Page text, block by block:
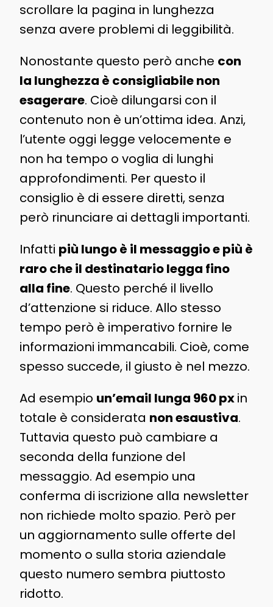
scrollare la pagina in lunghezza
senza avere problemi di leggibilità.
Nonostante questo però anche con
la lunghezza è consigliabile non
esagerare. Cioè dilungarsi con il
contenuto non è un’ottima idea. Anzi,
l’utente oggi legge velocemente e
non ha tempo o voglia di lunghi
approfondimenti. Per questo il
consiglio è di essere diretti, senza
però rinunciare ai dettagli importanti.
Infatti più lungo è il messaggio e più è
raro che il destinatario legga fino
alla fine. Questo perché il livello
d’attenzione si riduce. Allo stesso
tempo però è imperativo fornire le
informazioni immancabili. Cioè, come
spesso succede, il giusto è nel mezzo.
Ad esempio un’email lunga 960 pxin
totale è considerata non esaustiva.
Tuttavia questo può cambiare a
seconda della funzione del
messaggio. Ad esempio una
conferma di iscrizione alla newsletter
non richiede molto spazio. Però per
un aggiornamento sulle offerte del
momento o sulla storia aziendale
questo numero sembra piuttosto
ridotto.